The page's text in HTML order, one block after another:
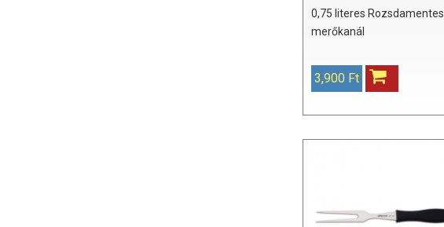
0,75 literes Rozsdamentes
merőkanál
3,900 Ft